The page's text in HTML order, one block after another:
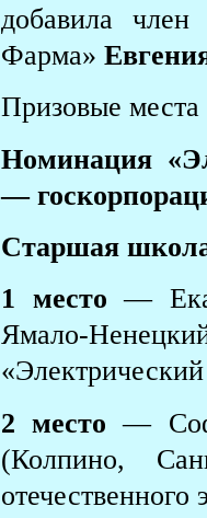
добавила
Фарма»
Призовые
Номинация
—
Старшая
1 место —
Ямало-
2 место —
(Колпино,
отечественного